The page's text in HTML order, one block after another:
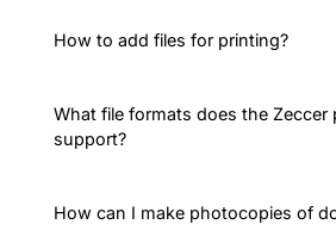
How to add files for printing?
What file formats does the Zeccer
support?
How can I make photocopies of